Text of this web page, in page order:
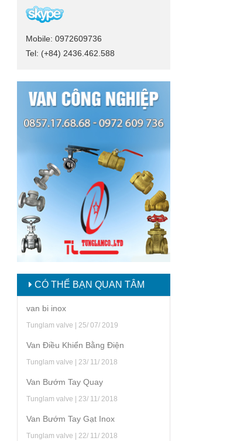
Mobile: 0972609736
Tel: (+84) 2436.462.588
CÓ THỂ BẠN QUAN TÂM
van bi inox
Tunglam valve | 25/ 07/ 2019
Van Điều Khiển Bằng Điện
Tunglam valve | 23/ 11/ 2018
Van Bướm Tay Quay
Tunglam valve | 23/ 11/ 2018
Van Bướm Tay Gạt Inox
Tunglam valve | 22/ 11/ 2018